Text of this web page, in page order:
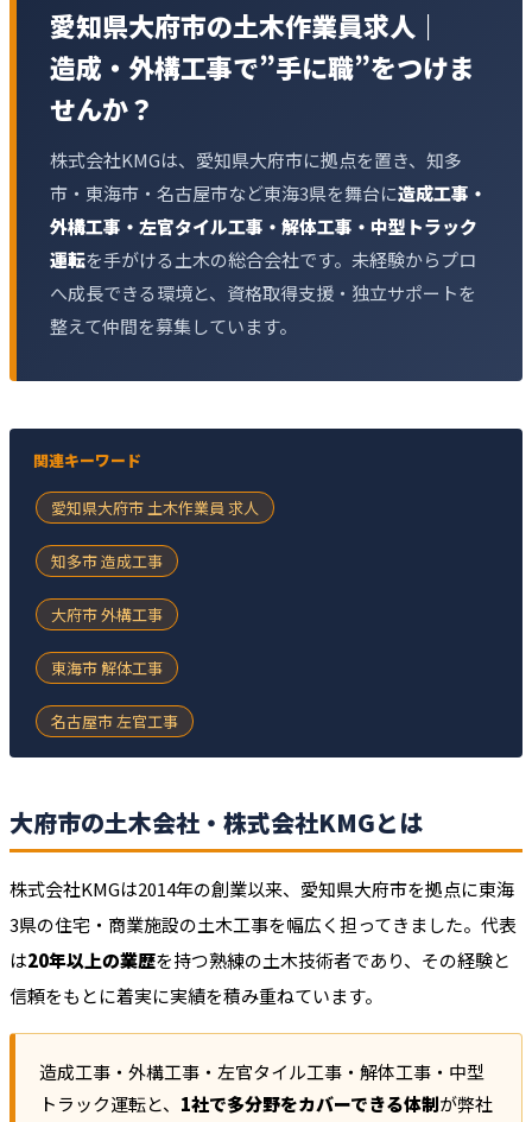
愛知県大府市の土木作業員求人｜
造成・外構工事で”手に職”をつけま
せんか？
株式会社KMGは、愛知県大府市に拠点を置き、知多
市・東海市・名古屋市など東海3県を舞台に造成工事・
外構工事・左官タイル工事・解体工事・中型トラック
運転を手がける土木の総合会社です。未経験からプロ
へ成長できる環境と、資格取得支援・独立サポートを
整えて仲間を募集しています。
関連キーワード
愛知県大府市 土木作業員 求人
知多市 造成工事
大府市 外構工事
東海市 解体工事
名古屋市 左官工事
大府市の土木会社・株式会社KMGとは
株式会社KMGは2014年の創業以来、愛知県大府市を拠点に東海
3県の住宅・商業施設の土木工事を幅広く担ってきました。代表
は20年以上の業歴を持つ熟練の土木技術者であり、その経験と
信頼をもとに着実に実績を積み重ねています。
造成工事・外構工事・左官タイル工事・解体工事・中型
トラック運転と、 1社で多分野をカバーできる体制が弊社